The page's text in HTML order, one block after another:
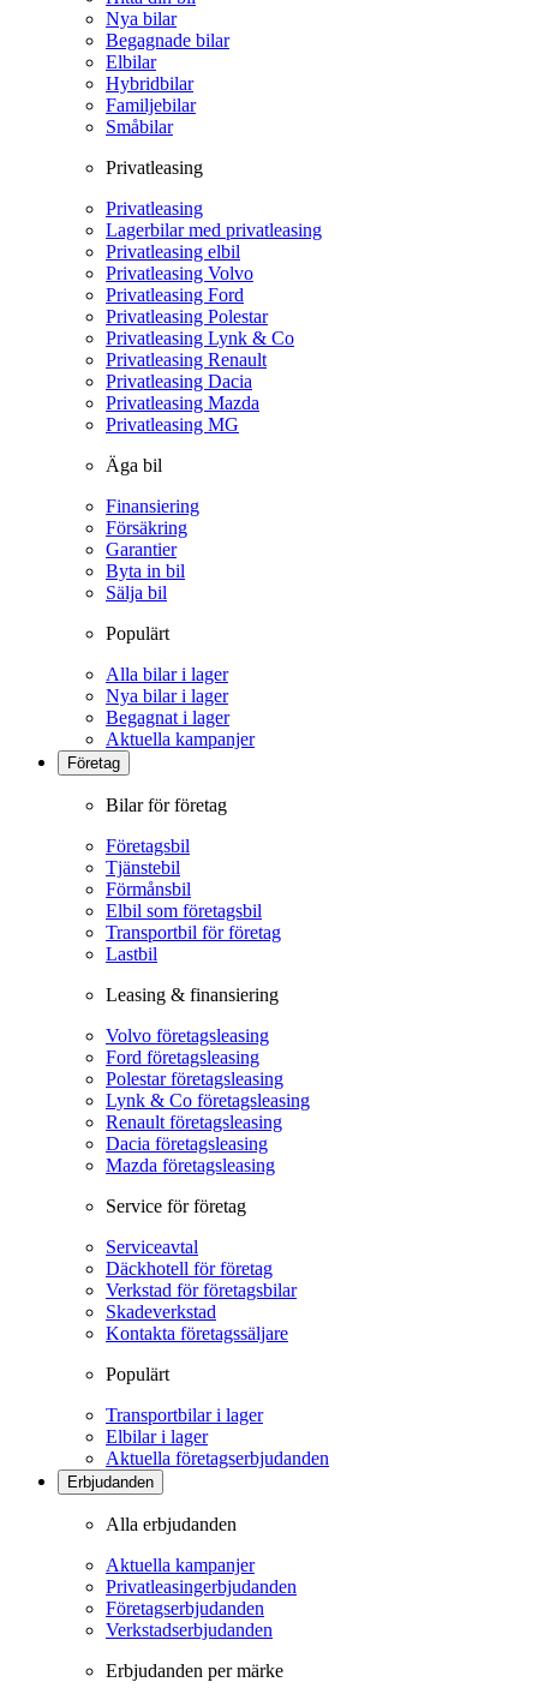
Nya bilar
Begagnade bilar
Elbilar
Hybridbilar
Familjebilar
Småbilar
Privatleasing
Privatleasing
Lagerbilar med privatleasing
Privatleasing elbil
Privatleasing Volvo
Privatleasing Ford
Privatleasing Polestar
Privatleasing Lynk & Co
Privatleasing Renault
Privatleasing Dacia
Privatleasing Mazda
Privatleasing MG
Äga bil
Finansiering
Försäkring
Garantier
Byta in bil
Sälja bil
Populärt
Alla bilar i lager
Nya bilar i lager
Begagnat i lager
Aktuella kampanjer
Företag
Bilar för företag
Företagsbil
Tjänstebil
Förmånsbil
Elbil som företagsbil
Transportbil för företag
Lastbil
Leasing & finansiering
Volvo företagsleasing
Ford företagsleasing
Polestar företagsleasing
Lynk & Co företagsleasing
Renault företagsleasing
Dacia företagsleasing
Mazda företagsleasing
Service för företag
Serviceavtal
Däckhotell för företag
Verkstad för företagsbilar
Skadeverkstad
Kontakta företagssäljare
Populärt
Transportbilar i lager
Elbilar i lager
Aktuella företagserbjudanden
Erbjudanden
Alla erbjudanden
Aktuella kampanjer
Privatleasingerbjudanden
Företagserbjudanden
Verkstadserbjudanden
Erbjudanden per märke